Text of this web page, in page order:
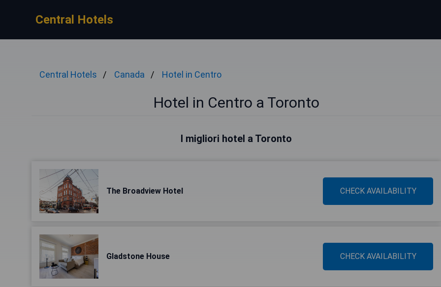
Central Hotels
Central Hotels Canada Hotel in Centro
Hotel in Centro a Toronto
I migliori hotel a Toronto
The Broadview Hotel CHECK AVAILABILITY
Gladstone House CHECK AVAILABILITY